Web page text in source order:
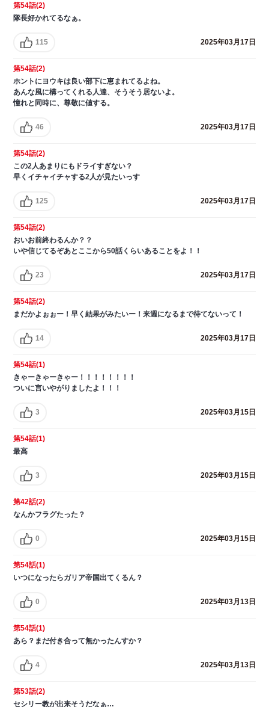
第54話(2)
隊長好かれてるなぁ。
115 2025年03月17日
第54話(2)
ホントにヨウキは良い部下に恵まれてるよね。
あんな風に構ってくれる人達、そうそう居ないよ。
憧れと同時に、尊敬に値する。
46 2025年03月17日
第54話(2)
この2人あまりにもドライすぎない？
早くイチャイチャする2人が見たいっす
125 2025年03月17日
第54話(2)
おいお前終わるんか？？
いや信じてるぞあとここから50話くらいあることをよ！！
23 2025年03月17日
第54話(2)
まだかよぉぉー！早く結果がみたいー！来週になるまで待てないって！
14 2025年03月17日
第54話(1)
きゃーきゃーきゃー！！！！！！！！
ついに言いやがりましたよ！！！
3 2025年03月15日
第54話(1)
最高
3 2025年03月15日
第42話(2)
なんかフラグたった？
0 2025年03月15日
第54話(1)
いつになったらガリア帝国出てくるん？
0 2025年03月13日
第54話(1)
あら？まだ付き合って無かったんすか？
4 2025年03月13日
第53話(2)
セシリー教が出来そうだなぁ…